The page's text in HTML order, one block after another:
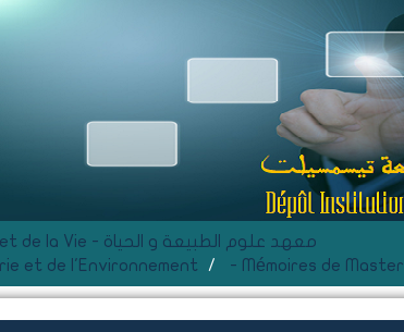
F- Institut des Sciences de la Nature et de la Vie - معهد علوم الطبيعة و الحياة
et de l'Environnement
- Mémoires de Master